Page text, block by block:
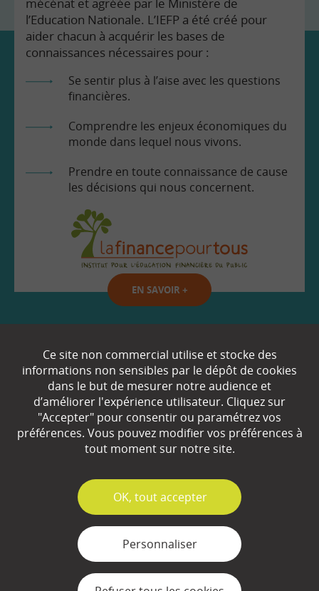
l’Education Nationale. L’IEFP a été créé pour
aider chacun à acquérir les bases de
connaissances nécessaires pour :
Se sentir plus à l’aise avec les questions
financières.
Comprendre les enjeux économiques du
monde dans lequel nous vivons.
Prendre en toute connaissance de cause
les décisions qui nous concernent.
EN SAVOIR +
Partenaires
Espace Presse
Plan du site
Mentions légales
Ce site non commercial utilise et stocke des
informations non sensibles par le dépôt de cookies
dans le but de mesurer notre audience et
d’améliorer l'expérience utilisateur. Cliquez sur
"Accepter" pour consentir ou paramétrez vos
préférences. Vous pouvez modifier vos préférences à
tout moment sur notre site.
✓
OK, tout accepter
Personnaliser